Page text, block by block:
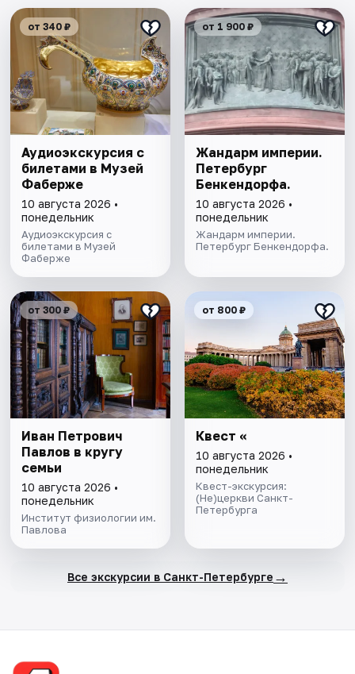
от 340 ₽
Аудиоэкскурсия с
билетами в Музей
Фаберже
10 августа 2026 •
понедельник
Аудиоэкскурсия с
билетами в Музей
Фаберже
от 1 900 ₽
Жандарм империи.
Петербург
Бенкендорфа.
10 августа 2026 •
понедельник
Жандарм империи.
Петербург Бенкендорфа.
от 300 ₽
Иван Петрович
Павлов в кругу
семьи
10 августа 2026 •
понедельник
Институт физиологии им.
Павлова
от 800 ₽
Квест «
10 августа 2026 •
понедельник
Квест-экскурсия:
(Не)церкви Санкт-
Петербурга
Все экскурсии в Санкт-Петербурге →